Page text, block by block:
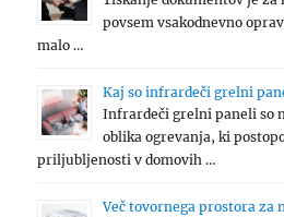
povsem vsakodnevno
malo …
Kaj so infrardeči grelni
Infrardeči grelni paneli so
oblika ogrevanja, ki
priljubljenosti v domovih …
Več tovornega prostora za